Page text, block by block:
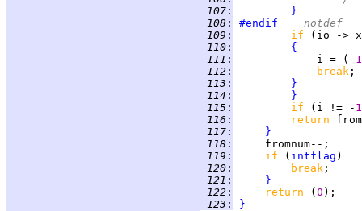
107 :
}
108 : #endif
	notdef
109 :
if
110 :
{
111 :
             i = (-
1
112 : break
113 :
}
114 :
}
115 : if (i != - 1
116 :
return
117 :
}
118 :
119 : if ( intflag
120 : break
121 :
}
122 : return ( 0
123 : }